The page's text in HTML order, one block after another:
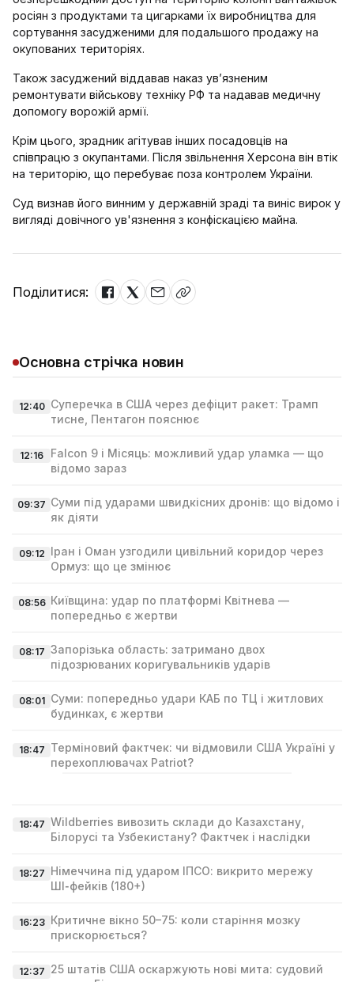
росіян з продуктами та цигарками їх виробництва для
сортування засудженими для подальшого продажу на
окупованих територіях.
Також засуджений віддавав наказ ув’язненим
ремонтувати військову техніку РФ та надавав медичну
допомогу ворожій армії.
Крім цього, зрадник агітував інших посадовців на
співпрацю з окупантами. Після звільнення Херсона він втік
на територію, що перебуває поза контролем України.
Суд визнав його винним у державній зраді та виніс вирок у
вигляді довічного ув'язнення з конфіскацією майна.
Поділитися:
Основна стрічка новин
12:40 Суперечка в США через дефіцит ракет: Трамп
тисне, Пентагон пояснює
12:16
Falcon 9 і Місяць: можливий удар уламка — що
відомо зараз
09:37 Суми під ударами швидкісних дронів: що відомо і
як діяти
09:12 Іран і Оман узгодили цивільний коридор через
Ормуз: що це змінює
08:56 Київщина: удар по платформі Квітнева —
попередньо є жертви
08:17 Запорізька область: затримано двох
підозрюваних коригувальників ударів
08:01 Суми: попередньо удари КАБ по ТЦ і житлових
будинках, є жертви
18:47 Терміновий фактчек: чи відмовили США Україні у
перехоплювачах Patriot?
18:47 Wildberries вивозить склади до Казахстану,
Білорусі та Узбекистану? Фактчек і наслідки
18:27 Німеччина під ударом ІПСО: викрито мережу
ШІ‑фейків (180+)
16:23 Критичне вікно 50–75: коли старіння мозку
прискорюється?
12:37 25 штатів США оскаржують нові мита: судовий